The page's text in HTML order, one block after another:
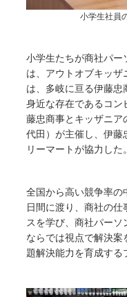
小学生社員
小学生たちが商社パー
は、アウトオブキッ
は、多岐に亘る伊藤
身近な存在であるコ
藤忠商事とキッザニ
代田）が主催し、伊藤
リーマートが協力した。
全国から高い競争率の
日間に渡り、商社の
スを学び、商社パー
ならでは視点で解決
題解決能力を育成する